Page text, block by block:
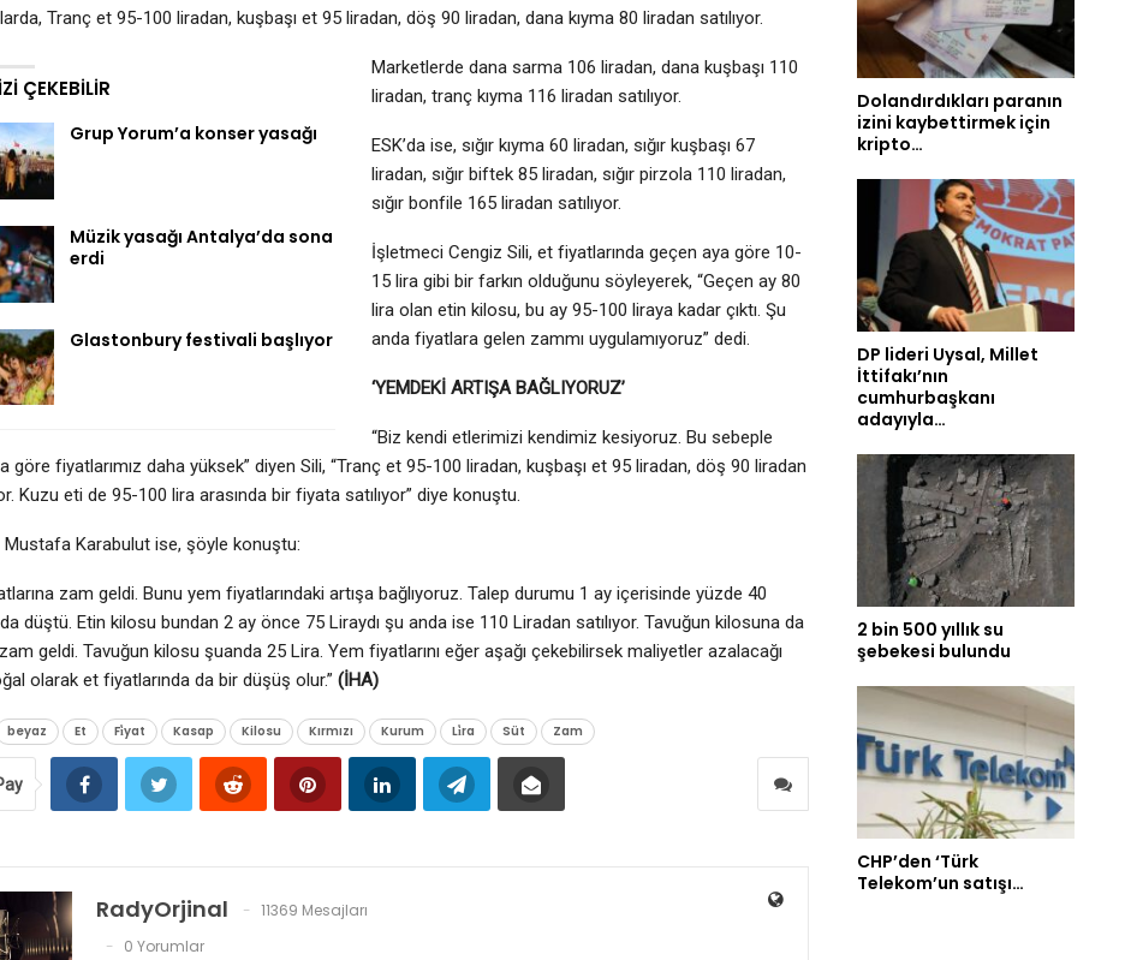
Tranç et 95-100 liradan, kuşbaşı et 95 liradan, döş 90 liradan, dana kıyma 80 liradan satılıyor.
ÇEKEBILIR
Grup Yorum’a konser yasağı
Müzik yasağı Antalya’da sona
erdi
Glastonbury festivali başlıyor
Marketlerde dana sarma 106 liradan, dana kuşbaşı 110
liradan, tranç kıyma 116 liradan satılıyor.
ESK’da ise, sığır kıyma 60 liradan, sığır kuşbaşı 67
liradan, sığır biftek 85 liradan, sığır pirzola 110 liradan,
sığır bonfile 165 liradan satılıyor.
İşletmeci Cengiz Sili, et fiyatlarında geçen aya göre 10-
15 lira gibi bir farkın olduğunu söyleyerek, “Geçen ay 80
lira olan etin kilosu, bu ay 95-100 liraya kadar çıktı. Şu
anda fiyatlara gelen zammı uygulamıyoruz” dedi.
‘YEMDEKİ ARTIŞA BAĞLIYORUZ’
“Biz kendi etlerimizi kendimiz kesiyoruz. Bu sebeple
göre fiyatlarımız daha yüksek” diyen Sili, “Tranç et 95-100 liradan, kuşbaşı et 95 liradan, döş 90 liradan
Kuzu eti de 95-100 lira arasında bir fiyata satılıyor” diye konuştu.
Mustafa Karabulut ise, şöyle konuştu:
zam geldi. Bunu yem fiyatlarındaki artışa bağlıyoruz. Talep durumu 1 ay içerisinde yüzde 40
düştü. Etin kilosu bundan 2 ay önce 75 Liraydı şu anda ise 110 Liradan satılıyor. Tavuğun kilosuna da
geldi. Tavuğun kilosu şuanda 25 Lira. Yem fiyatlarını eğer aşağı çekebilirsek maliyetler azalacağı
olarak et fiyatlarında da bir düşüş olur.” (İHA)
beyaz Et Fi̇yat Kasap Kilosu Kırmızı Kurum Li̇ra Süt Zam
RadyOrjinal
11369 Mesajları
0 Yorumlar
Dolandırdıkları paranın
izini kaybettirmek için
kripto…
DP lideri Uysal, Millet
İttifakı’nın
cumhurbaşkanı
adayıyla…
2 bin 500 yıllık su
şebekesi bulundu
CHP’den ‘Türk
Telekom’un satışı…